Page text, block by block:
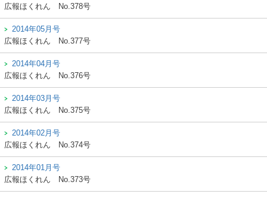
広報ほくれん
No.378号
2014年05月号
広報ほくれん
No.377号
2014年04月号
広報ほくれん
No.376号
2014年03月号
広報ほくれん
No.375号
2014年02月号
広報ほくれん
No.374号
2014年01月号
広報ほくれん
No.373号